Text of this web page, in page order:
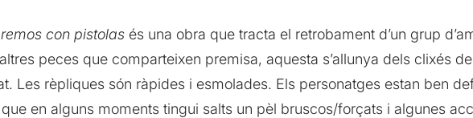
con pistolas és una obra que tracta el retrobament d’un grup
peces que comparteixen premisa, aquesta s’allunya dels clixés
Les rèpliques són ràpides i esmolades. Els personatges estan ben
en alguns moments tingui salts un pèl bruscos/forçats i algunes